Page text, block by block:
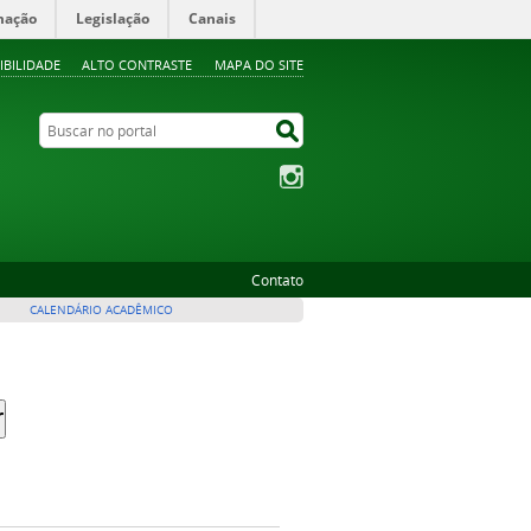
ALTO CONTRASTE MAPA DO SITE
Legislação Canais
Buscar no portal
Contato
CALENDÁRIO ACADÊMICO